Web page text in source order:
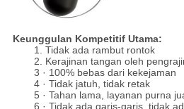
Keunggulan Kompetitif Utama:
1. Tidak ada rambut rontok
2. Kerajinan tangan oleh
3 · 100% bebas dari kekejaman
4 · Tidak jatuh, tidak retak
5 · Tahan lama, layanan purna
6 · Tidak ada garis-garis, tidak